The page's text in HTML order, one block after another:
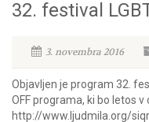
32. festival
3. novembra 2016
Objavljen je program 32.
OFF programa, ki bo letos
http://www.ljudmila.org/